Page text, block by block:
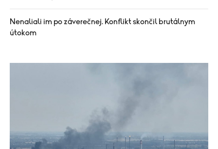
Nenaliali im po záverečnej. Konflikt skončil brutálnym
útokom